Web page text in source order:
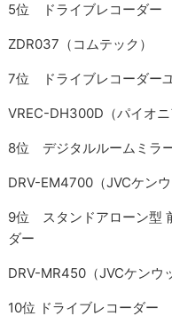
5位 ドライブレコーダー
ZDR037（コムテック）
7位 ドライブレコーダー
VREC-DH300D（パイオニ
8位 デジタルルームミラ
DRV-EM4700（JVCケンウ
9位 スタンドアローン型
ダー
DRV-MR450（JVCケンウ
10位 ドライブレコーダー